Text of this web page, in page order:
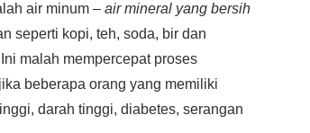
air minum – air mineral yang bersih
seperti kopi, teh, soda, bir dan
malah mempercepat proses
beberapa orang yang memiliki
darah tinggi, diabetes, serangan